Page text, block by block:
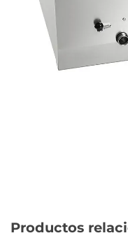
Productos